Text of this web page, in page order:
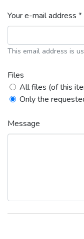
Your e-mail address *
This email address is
Files
All files (of this
Only the
Message